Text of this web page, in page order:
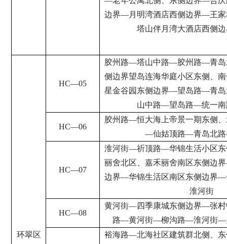
边界—月明湾酒店西侧边界—王
塔山伴月湾大酒店西侧
环翠区
HC—05
胶州路—塔山中路—胶州路—青
侧边界望岛连海华庭小区东侧、
星金谷园东侧边界—望岛路—青
山中路—望岛路—统一
HC—06
胶州路—恒大海上帝景一期东侧
—仙姑顶路—青岛北路
HC—07
淮河街—祈顶路—华锦生活小区
丽舍北区、嘉禾丽舍南区东侧边界
边界—华锦生活区南区东侧边界—
淮河街
HC—08
黄河街—四季康城东侧边界—张
路—黄河街—柳沟路—淮河街—
裕海路—北海社区建筑群北侧、